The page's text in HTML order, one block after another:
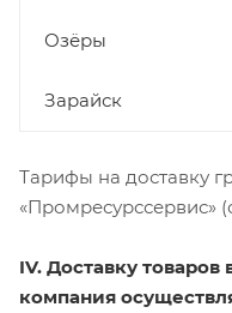
Озёры
Зарайск
Тарифы на доставку
«Промресурссервис»
IV. Доставку
компания